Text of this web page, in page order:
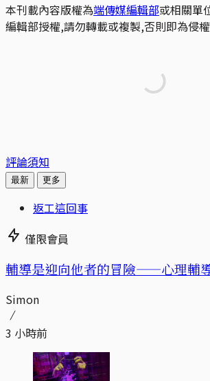
本刊載內容版權為端傳媒編輯部或相關單
編輯部授權,請勿轉載或複製,否則即為侵權
評論須知
最新 更多
返工這回事
僅限會員
輔導是迎向他者的冒險——心理輔
Simon
3 小時前